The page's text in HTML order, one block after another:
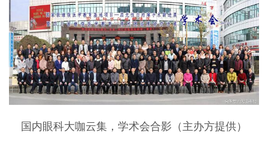
国内眼科大咖云集，学术会合影（主办方提供）